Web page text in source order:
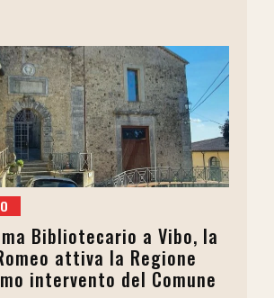
Bibliotecario a Vibo, la
attiva la Regione
intervento del Comune